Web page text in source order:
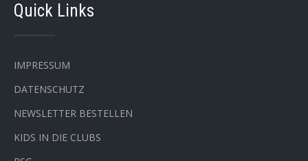
Quick Links
IMPRESSUM
DATENSCHUTZ
NEWSLETTER BESTELLEN
KIDS IN DIE CLUBS